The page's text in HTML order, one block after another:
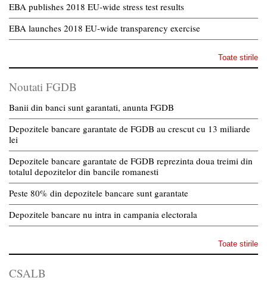
EBA publishes 2018 EU-wide stress test results
EBA launches 2018 EU-wide transparency exercise
Toate stirile
Noutati FGDB
Banii din banci sunt garantati, anunta FGDB
Depozitele bancare garantate de FGDB au crescut cu 13 miliarde
lei
Depozitele bancare garantate de FGDB reprezinta doua treimi din
totalul depozitelor din bancile romanesti
Peste 80% din depozitele bancare sunt garantate
Depozitele bancare nu intra in campania electorala
Toate stirile
CSALB